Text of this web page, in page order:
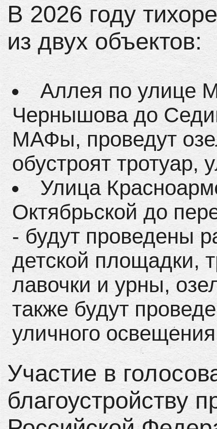
В 2026 году
из двух объектов:
Аллея по улице
Чернышова до
МАФы, проведут
обустроят тротуар,
Улица
Октябрьской до
- будут проведены
детской площадки,
лавочки и урны,
также будут
уличного
Участие в
благоустройству